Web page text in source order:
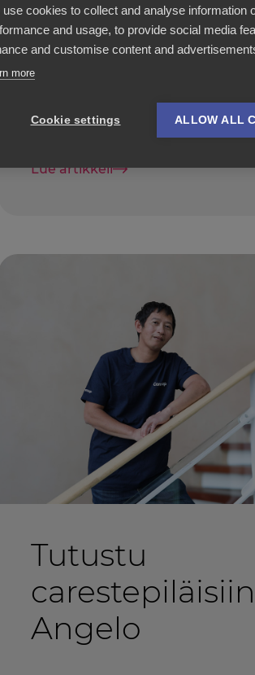
töissä nyt 2 vuotta. Nyt pääsimme
haastattelemaan häntä! Kuka hän
on,...
Lue artikkeli
Tutustu
Angelo
use cookies to collect and analyse information
and usage, to provide social media
and customise content and
more
Cookie settings ALLOW ALL